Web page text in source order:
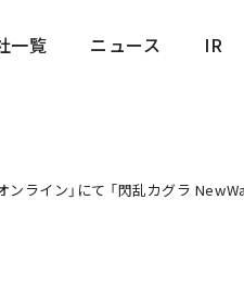
一覧
ニュース
IR
ンライン」にて 「閃乱カグラ